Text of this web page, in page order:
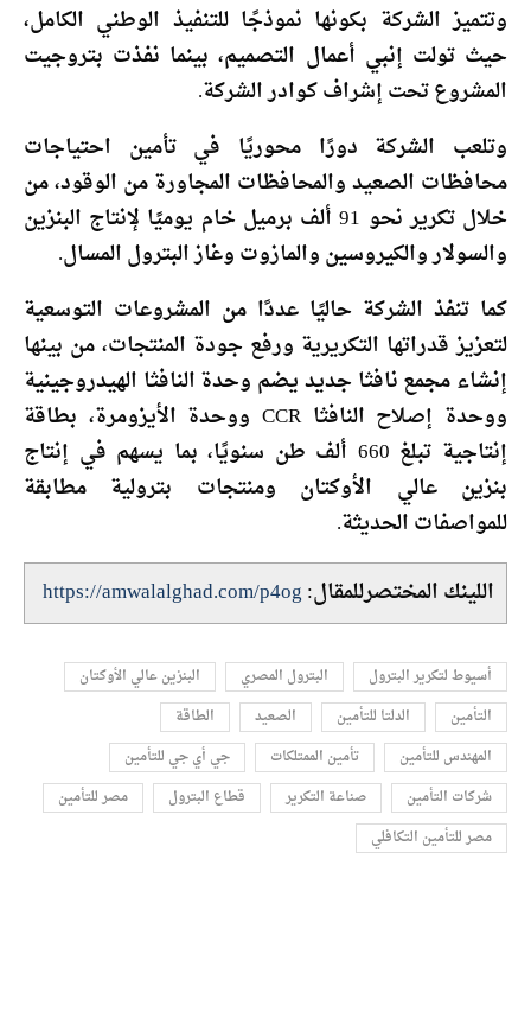
وتتميز الشركة بكونها نموذجًا للتنفيذ الوطني الكامل،
حيث تولت إنبي أعمال التصميم، بينما نفذت بتروجيت
المشروع تحت إشراف كوادر الشركة.
وتلعب الشركة دورًا محوريًا في تأمين احتياجات
محافظات الصعيد والمحافظات المجاورة من الوقود، من
خلال تكرير نحو 91 ألف برميل خام يوميًا لإنتاج البنزين
والسولار والكيروسين والمازوت وغاز البترول المسال.
كما تنفذ الشركة حاليًا عددًا من المشروعات التوسعية
لتعزيز قدراتها التكريرية ورفع جودة المنتجات، من بينها
إنشاء مجمع نافثا جديد يضم وحدة النافثا الهيدروجينية
ووحدة إصلاح النافثا CCR ووحدة الأيزومرة، بطاقة
إنتاجية تبلغ 660 ألف طن سنويًا، بما يسهم في إنتاج
بنزين عالي الأوكتان ومنتجات بترولية مطابقة
للمواصفات الحديثة.
اللينك المختصرللمقال:https://amwalalghad.com/p4og
أسيوط لتكرير البترول البترول المصري
البنزين عالي الأوكتان
التأمين
الدلتا للتأمين الصعيد
الطاقة
المهندس للتأمين
تأمين الممتلكات
جي أي جي للتأمين
شركات التأمين
صناعة التكرير قطاع البترول
مصر للتأمين
مصر للتأمين التكافلي